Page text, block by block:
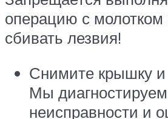
операцию с молотком
сбивать лезвия!
Снимите крышку и
Мы диагностируем
неисправности и